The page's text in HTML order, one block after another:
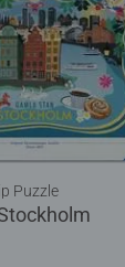
Puzzle